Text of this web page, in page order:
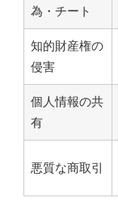
為・チート
知的財産権の
侵害
個人情報の共
有
悪質な商取引